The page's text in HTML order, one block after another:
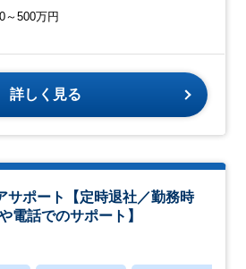
～500万円
詳しく見る
サポート【定時退社／勤務時
電話でのサポート】